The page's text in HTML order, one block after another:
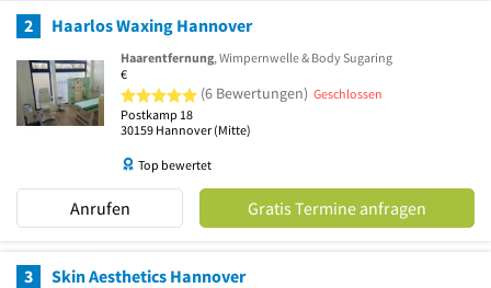
2 Haarlos Waxing Hannover
Haarentfernung, Wimpernwelle & Body Sugaring
€
5 von 5 Sternen
(6 Bewertungen) Geschlossen
Postkamp 18
30159 Hannover(Mitte)
Top bewertet
Anrufen Gratis Termine anfragen
3 Skin Aesthetics Hannover